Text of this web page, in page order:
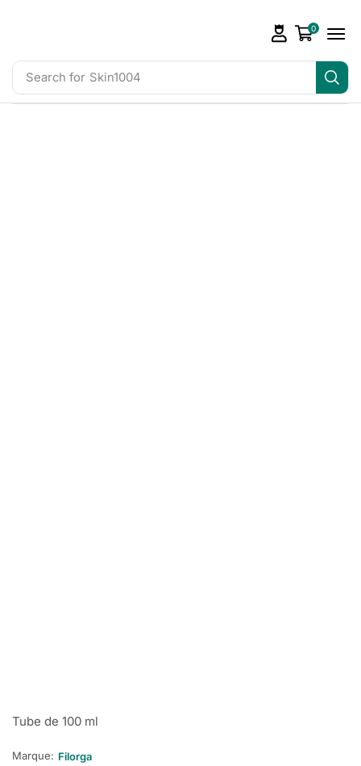
Search for Skin1004
0
Tube de 100 ml
Marque: Filorga